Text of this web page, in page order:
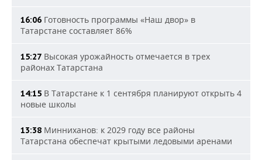
16:06 Готовность программы «Наш двор» в
Татарстане составляет 86%
15:27 Высокая урожайность отмечается в трех
районах Татарстана
14:15 В Татарстане к 1 сентября планируют открыть 4
новые школы
13:38 Минниханов: к 2029 году все районы
Татарстана обеспечат крытыми ледовыми аренами